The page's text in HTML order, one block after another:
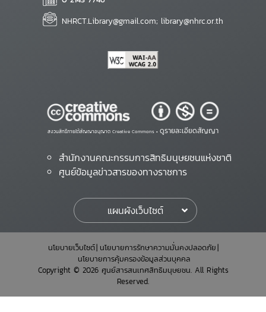
NHRCT.Library@gmail.com; library@nhrc.or.th
สงวนสิทธิ์ภายใต้สัญญาอนุญาต Creative Commons • ดูรายละเอียดสัญญา
สำนักงานคณะกรรมการสิทธิมนุษยชนแห่งชาติ
ศูนย์ข้อมูลข่าวสารของทางราชการ
แผนผังเว็บไซต์
นโยบายเว็บไซต์ นโยบายการรักษาความมั่นคงปลอดภัย
นโยบายการคุ้มครองข้อมูลส่วนบุคคล
Copyright © 2026 ศูนย์สารสนเทศสิทธิมนุษยชน. All Rights
Reserved.